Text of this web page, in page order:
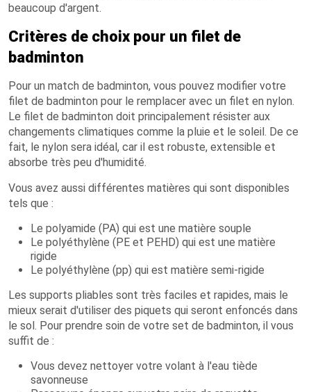
beaucoup d'argent.
Critères de choix pour un filet de
badminton
Pour un match de badminton, vous pouvez modifier votre
filet de badminton pour le remplacer avec un filet en nylon.
Le filet de badminton doit principalement résister aux
changements climatiques comme la pluie et le soleil. De ce
fait, le nylon sera idéal, car il est robuste, extensible et
absorbe très peu d'humidité.
Vous avez aussi différentes matières qui sont disponibles
tels que :
Le polyamide (PA) qui est une matière souple
Le polyéthylène (PE et PEHD) qui est une matière
rigide
Le polyéthylène (pp) qui est matière semi-rigide
Les supports pliables sont très faciles et rapides, mais le
mieux serait d'utiliser des piquets qui seront enfoncés dans
le sol. Pour prendre soin de votre set de badminton, il vous
suffit de :
Vous devez nettoyer votre volant à l'eau tiède
savonneuse